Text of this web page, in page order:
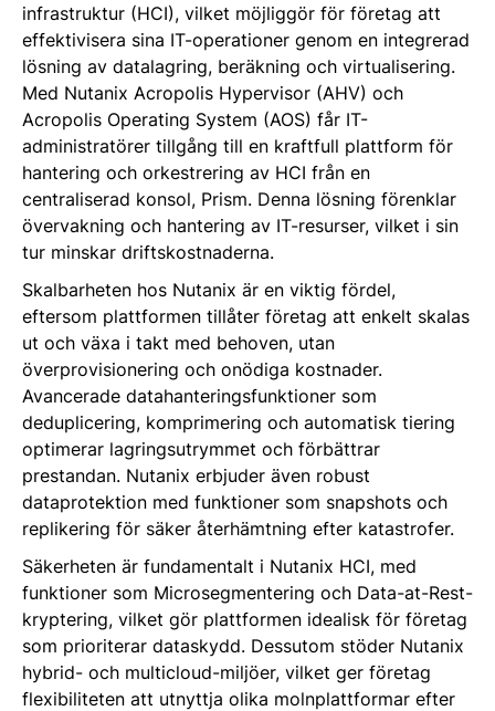
infrastruktur (HCI), vilket möjliggör för företag att
effektivisera sina IT-operationer genom en integrerad
lösning av datalagring, beräkning och virtualisering.
Med Nutanix Acropolis Hypervisor (AHV) och
Acropolis Operating System (AOS) får IT-
administratörer tillgång till en kraftfull plattform för
hantering och orkestrering av HCI från en
centraliserad konsol, Prism. Denna lösning förenklar
övervakning och hantering av IT-resurser, vilket i sin
tur minskar driftskostnaderna.
Skalbarheten hos Nutanix är en viktig fördel,
eftersom plattformen tillåter företag att enkelt skalas
ut och växa i takt med behoven, utan
överprovisionering och onödiga kostnader.
Avancerade datahanteringsfunktioner som
deduplicering, komprimering och automatisk tiering
optimerar lagringsutrymmet och förbättrar
prestandan. Nutanix erbjuder även robust
dataprotektion med funktioner som snapshots och
replikering för säker återhämtning efter katastrofer.
Säkerheten är fundamentalt i Nutanix HCI, med
funktioner som Microsegmentering och Data-at-Rest-
kryptering, vilket gör plattformen idealisk för företag
som prioriterar dataskydd. Dessutom stöder Nutanix
hybrid- och multicloud-miljöer, vilket ger företag
flexibiliteten att utnyttja olika molnplattformar efter